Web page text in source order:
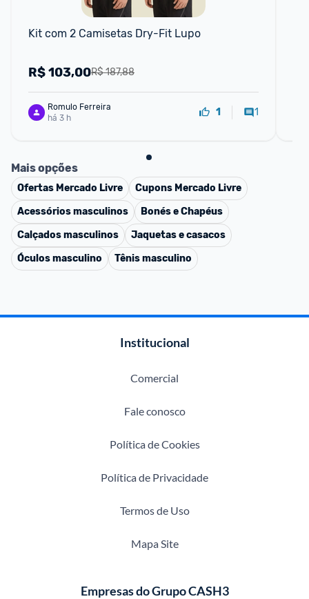
Kit com 2 Camisetas Dry-Fit Lupo
R$ 187,88
R$103,00
Romulo Ferreira
há 3 h
1 1
Mais opções
Ofertas Mercado Livre Cupons Mercado Livre
Acessórios masculinos
Bonés e Chapéus
Calçados masculinos
Jaquetas e casacos
Óculos masculino
Tênis masculino
Institucional
Comercial
Fale conosco
Política de Cookies
Política de Privacidade
Termos de Uso
Mapa Site
Empresas do Grupo CASH3